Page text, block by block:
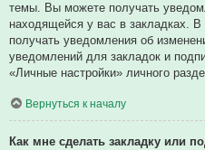
темы. Вы можете получать
находящейся у вас в закладках.
получать уведомления об
уведомлений для закладок и
«Личные настройки» личного
Вернуться к началу
Как мне сделать закладку или